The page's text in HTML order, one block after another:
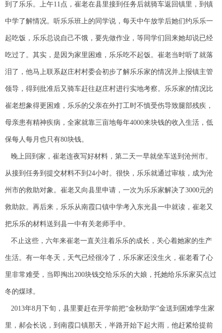
到了乐乐。上午11点，崔老在县里接到任务后就骑车返回镇里，到镇
中学了解情况。听乐乐班上的同学说，每天中午放学后她们约乐乐一
起吃饭，乐乐总说自己不饿，要先做作业，等同学们回来她却说已经
吃过了。其实，是因为家里困难，乐乐吃不起饭。崔老当时听了就落
泪了，他马上联系赵庄村村委会初步了解乐乐家的情况并上报镇主管
领导，得到批准后又骑车赶往赵庄村进行实地考察。乐乐家的情况比
崔老想象得更困难，乐乐的父亲在外打工时不慎受伤导致腿部残疾，
母亲患有精神疾病，全家就靠三亩地每年4000来块钱的收入生活，低
保每人每月也只有80块钱。
晚上回到家，崔老连夜写好材料，第二天一早就坐车送到沧州市。
从接到任务到提交材料不到24小时。很快，乐乐就通过审核，成为沧
州市的救助对象。崔老又向县里申请，一次为乐乐家解决了3000元的
救助款。再后来，乐乐从南霞口镇中学考入东光县一中就读，崔老又
把乐乐的材料送到县一中有关老师手中。
不止这些，六年来崔老一直关注着乐乐的成长，关心着她家的生产
生活。有一年冬天，天气已经很冷了，乐乐家还没生火，崔老看了心
里非常难受，当即掏出200块钱交给乐乐的大娘，托她给乐乐家买点过
冬的煤球。
2013年8月下旬，县里要赶在开学前把“金秋助学”金送到困难学生家
里，郝会长说，到南霞口镇那天，半路开始下起大雨，他赶紧给提前